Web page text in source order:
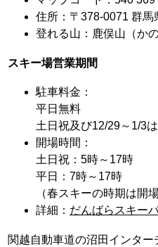
住所：〒378-0071 群馬
登れる山：鹿俣山（か
スキー場営業期間
駐車料金：
平日無料
土日祝及び12/29～1/3
開場時間：
土日祝：5時～17時
平日：7時～17時
（春スキーの時期は開
詳細： だんばらスキー
関越自動車道の沼田インタ